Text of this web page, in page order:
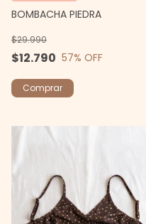
BOMBACHA PIEDRA
$12.790
$29.990
57% OFF
Comprar